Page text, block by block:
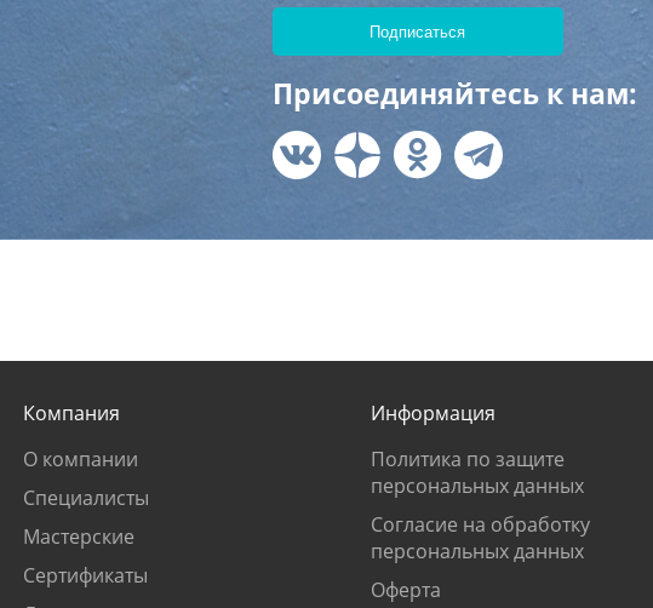
Присоединяйтесь к нам:
Компания
О компании
Специалисты
Мастерские
Сертификаты
Информация
Политика по защите
персональных данных
Согласие на обработку
персональных данных
Оферта